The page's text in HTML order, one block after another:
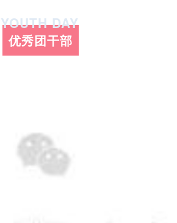
YOUTH DAY
优秀团干部